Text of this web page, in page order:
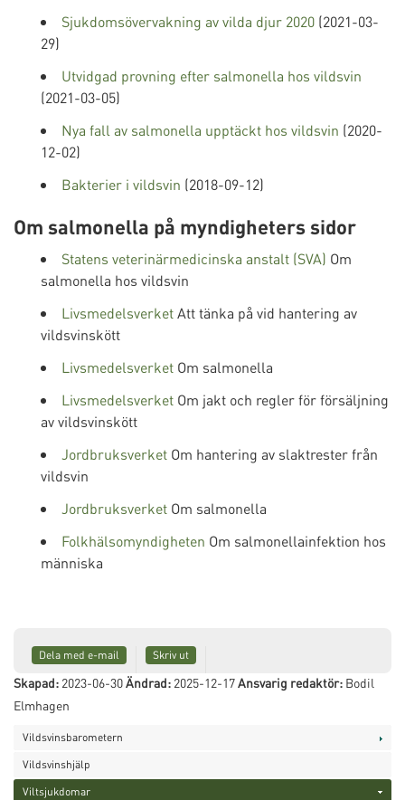
Sjukdomsövervakning av vilda djur 2020 (2021-03-
29)
Utvidgad provning efter salmonella hos vildsvin
(2021-03-05)
Nya fall av salmonella upptäckt hos vildsvin (2020-
12-02)
Bakterier i vildsvin (2018-09-12)
Om salmonella på myndigheters sidor
Statens veterinärmedicinska anstalt (SVA) Om
salmonella hos vildsvin
LivsmedelsverketAtt tänka på vid hantering av
vildsvinskött
Livsmedelsverket Om salmonella
Livsmedelsverket Om jakt och regler för försäljning
av vildsvinskött
Jordbruksverket Om hantering av slaktrester från
vildsvin
Jordbruksverket Om salmonella
Folkhälsomyndigheten Om salmonellainfektion hos
människa
Dela med e-mail Skriv ut
Skapad: 2023-06-30Ändrad: 2025-12-17Ansvarig redaktör: Bodil
Elmhagen
Vildsvinsbarometern
Vildsvinshjälp
Viltsjukdomar